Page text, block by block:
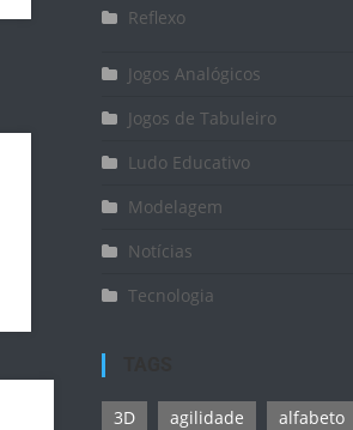
Reflexo
Jogos Analógicos
Jogos de Tabuleiro
Ludo Educativo
Modelagem
Notícias
Tecnologia
3D agilidade alfabeto